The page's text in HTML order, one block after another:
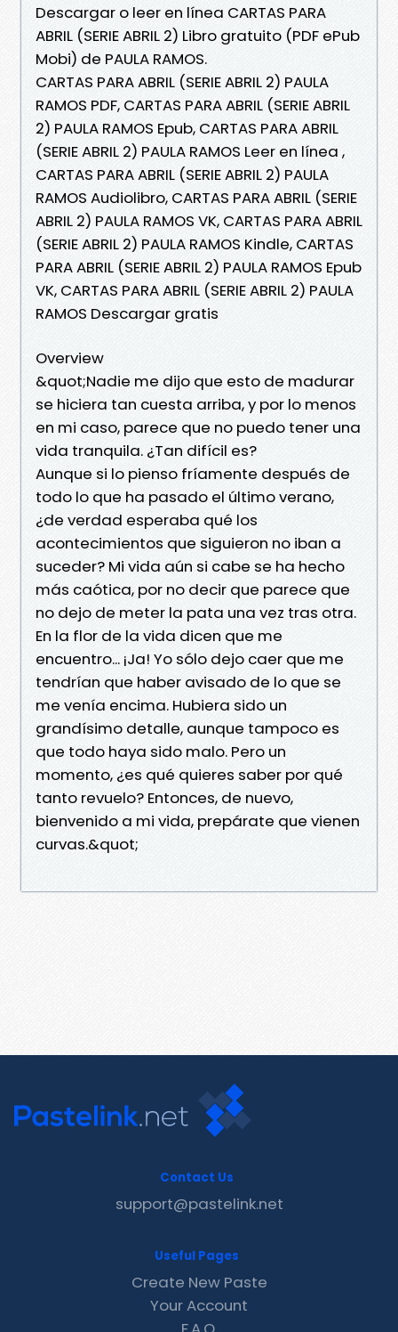
Descargar o leer en línea CARTAS PARA
ABRIL (SERIE ABRIL 2) Libro gratuito (PDF ePub
Mobi) de PAULA RAMOS.
CARTAS PARA ABRIL (SERIE ABRIL 2) PAULA
RAMOS PDF, CARTAS PARA ABRIL (SERIE ABRIL
2) PAULA RAMOS Epub, CARTAS PARA ABRIL
(SERIE ABRIL 2) PAULA RAMOS Leer en línea ,
CARTAS PARA ABRIL (SERIE ABRIL 2) PAULA
RAMOS Audiolibro, CARTAS PARA ABRIL (SERIE
ABRIL 2) PAULA RAMOS VK, CARTAS PARA ABRIL
(SERIE ABRIL 2) PAULA RAMOS Kindle, CARTAS
PARA ABRIL (SERIE ABRIL 2) PAULA RAMOS Epub
VK, CARTAS PARA ABRIL (SERIE ABRIL 2) PAULA
RAMOS Descargar gratis
Overview
&quot;Nadie me dijo que esto de madurar
se hiciera tan cuesta arriba, y por lo menos
en mi caso, parece que no puedo tener una
vida tranquila. ¿Tan difícil es?
Aunque si lo pienso fríamente después de
todo lo que ha pasado el último verano,
¿de verdad esperaba qué los
acontecimientos que siguieron no iban a
suceder? Mi vida aún si cabe se ha hecho
más caótica, por no decir que parece que
no dejo de meter la pata una vez tras otra.
En la flor de la vida dicen que me
encuentro... ¡Ja! Yo sólo dejo caer que me
tendrían que haber avisado de lo que se
me venía encima. Hubiera sido un
grandísimo detalle, aunque tampoco es
que todo haya sido malo. Pero un
momento, ¿es qué quieres saber por qué
tanto revuelo? Entonces, de nuevo,
bienvenido a mi vida, prepárate que vienen
curvas.&quot;
Contact Us
support@pastelink.net
Useful Pages
Create New Paste
Your Account